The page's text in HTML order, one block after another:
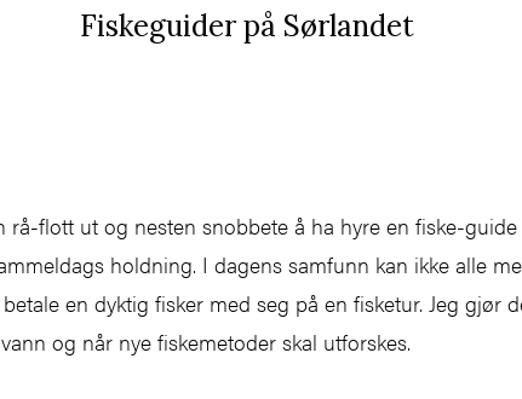
Fiskeguider på Sørlandet
rå-flott ut og nesten snobbete å ha hyre en fiske-
holdning. I dagens samfunn kan ikke alle
en dyktig fisker med seg på en fisketur. Jeg gjør
og når nye fiskemetoder skal utforskes.